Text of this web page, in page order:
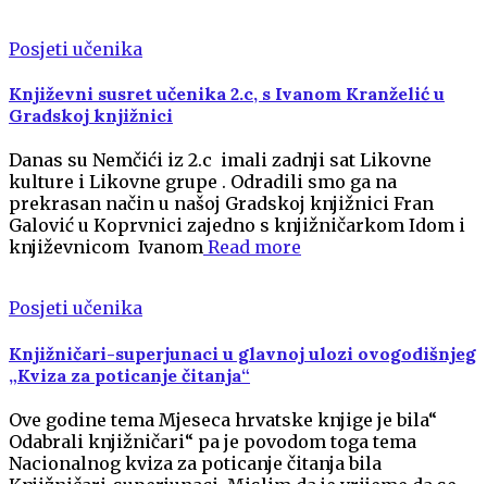
Posjeti učenika
Književni susret učenika 2.c, s Ivanom Kranželić u
Gradskoj knjižnici
Danas su Nemčići iz 2.c imali zadnji sat Likovne
kulture i Likovne grupe . Odradili smo ga na
prekrasan način u našoj Gradskoj knjižnici Fran
Galović u Koprvnici zajedno s knjižničarkom Idom i
književnicom Ivanom Read more
Posjeti učenika
Knjižničari-superjunaci u glavnoj ulozi ovogodišnjeg
„Kviza za poticanje čitanja“
Ove godine tema Mjeseca hrvatske knjige je bila“
Odabrali knjižničari“ pa je povodom toga tema
Nacionalnog kviza za poticanje čitanja bila